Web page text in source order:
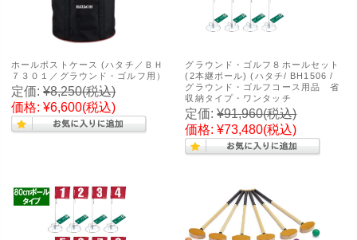
ホールポストケース (ハタチ／ＢＨ
７３０１／グラウンド・ゴルフ用）
定価: ¥8,250(税込)
価格: ¥6,600(税込)
グラウンド・ゴルフ８ホールセット
(2本継ポール) (ハタチ/ BH1506 /
グラウンド・ゴルフコース用品 省
収納タイプ・ワンタッチ
定価: ¥91,960(税込)
価格: ¥73,480(税込)